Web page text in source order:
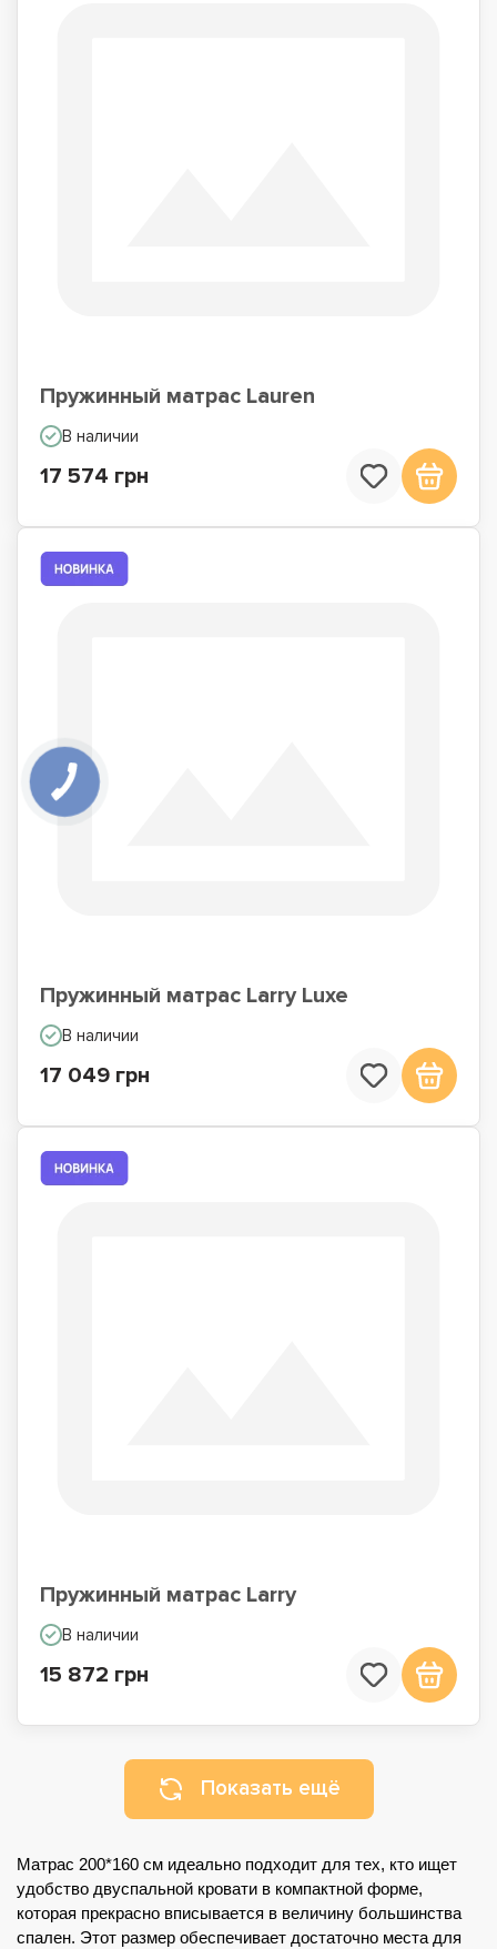
Пружинный матрас Lauren
В наличии
17 574 грн
Пружинный матрас Larry Luxe
В наличии
17 049 грн
Пружинный матрас Larry
В наличии
15 872 грн
Показать ещё
Матрас 200*160 см идеально подходит для тех, кто ищет
удобство двуспальной кровати в компактной форме,
которая прекрасно вписывается в величину большинства
спален. Этот размер обеспечивает достаточно места для